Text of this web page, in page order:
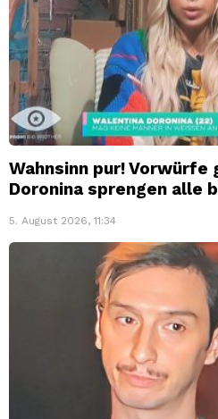
Wahnsinn pur! Vorwürfe
Doronina sprengen alle
5. August 2026, 11:34